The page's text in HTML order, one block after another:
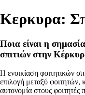
Κερκυρα:
Ποια είναι η
σπιτιών στην
Η ενοικίαση φοιτητικών
επιλογή μεταξύ φοιτητών,
αυτονομία στους φοιτητές